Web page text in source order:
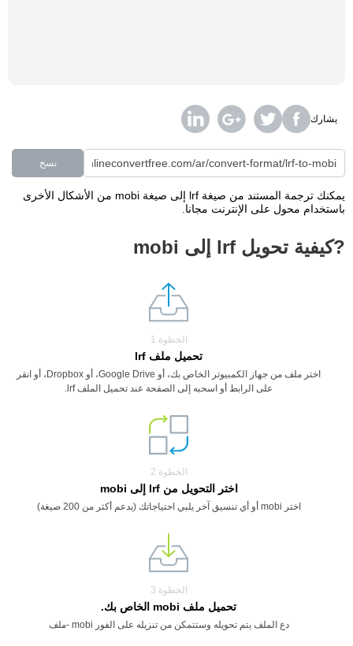
يشارك
نسخ
يمكنك ترجمة المستند من صيغة lrf إلى صيغة mobi من الأشكال الأخرى
باستخدام محول على الإنترنت مجانا.
?كيفية تحويل lrf إلى mobi
الخطوة 1
تحميل ملف lrf
اختر ملف من جهاز الكمبيوتر الخاص بك، أو Google Drive، أو Dropbox، أو انقر
على الرابط أو اسحبه إلى الصفحة عند تحميل الملف lrf.
الخطوة 2
اختر التحويل من lrf إلى mobi
اختر mobi أو أي تنسيق آخر يلبي احتياجاتك (يدعم أكثر من 200 صيغة)
الخطوة 3
تحميل ملف mobi الخاص بك.
دع الملف يتم تحويله وستتمكن من تنزيله على الفور mobi -ملف